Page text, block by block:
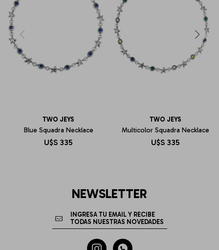
TWO JEYS
Blue Squadra Necklace
U$S 335
TWO JEYS
Multicolor Squadra Necklace
U$S 335
NEWSLETTER